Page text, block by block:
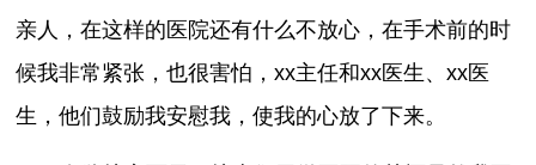
亲人，在这样的医院还有什么不放心，在手术前的时
候我非常紧张，也很害怕，xx主任和xx医生、xx医
生，他们鼓励我安慰我，使我的心放了下来。